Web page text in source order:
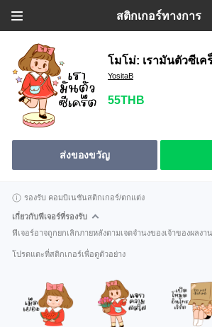
สติกเกอร์ทางการ
โมโม่: เรามันตัวซีเค
YositaB
55THB
ส่งของขวัญ
รองรับ คอมบิเนชันสติกเกอร์/ตกแต่ง
เกี่ยวกับฟีเจอร์ที่รองรับ
ฟีเจอร์อาจถูกยกเลิกภายหลังตามเจตจำนงของเจ้าของผลงาน
โปรดแตะที่สติกเกอร์เพื่อดูตัวอย่าง